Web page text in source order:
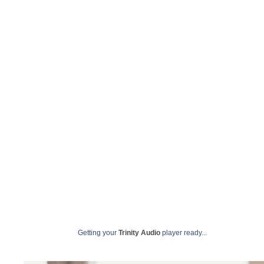
Getting your Trinity Audio player ready...